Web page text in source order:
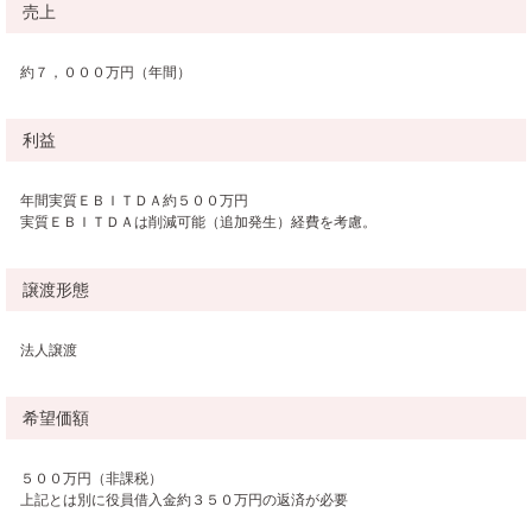
売上
約７，０００万円（年間）
利益
年間実質ＥＢＩＴＤＡ約５００万円
実質ＥＢＩＴＤＡは削減可能（追加発生）経費を考慮。
譲渡形態
法人譲渡
希望価額
５００万円（非課税）
上記とは別に役員借入金約３５０万円の返済が必要